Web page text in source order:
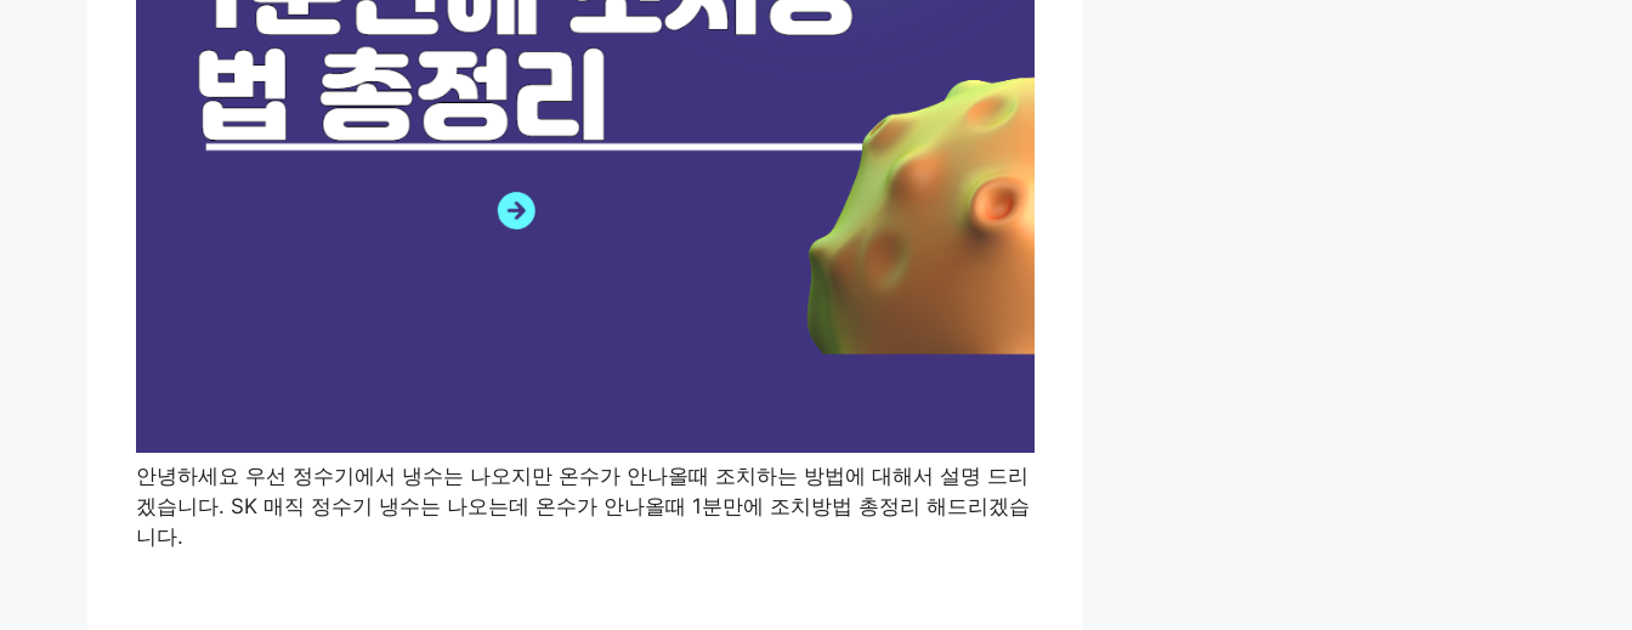
안녕하세요 우선 정수기에서 냉수는 나오지만 온수가 안나올때 조치하는 방법에 대해서 설명 드리
겠습니다. SK 매직 정수기 냉수는 나오는데 온수가 안나올때 1분만에 조치방법 총정리 해드리겠습
니다.